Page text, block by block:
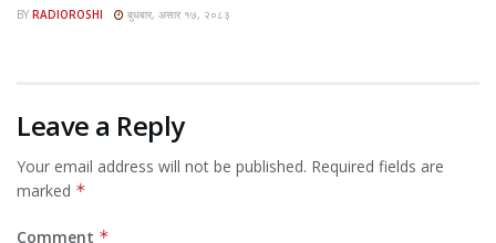
BY RADIOROSHI बुधबार, असार १७, २०८३
Leave a Reply
Your email address will not be published. Required fields are
marked *
Comment *